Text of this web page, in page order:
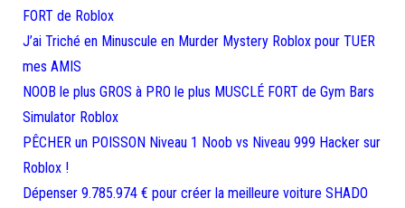
FORT de Roblox
J’ai Triché en Minuscule en Murder Mystery Roblox pour TUER
mes AMIS
NOOB le plus GROS à PRO le plus MUSCLÉ FORT de Gym Bars
Simulator Roblox
PÊCHER un POISSON Niveau 1 Noob vs Niveau 999 Hacker sur
Roblox !
Dépenser 9.785.974 € pour créer la meilleure voiture SHADO